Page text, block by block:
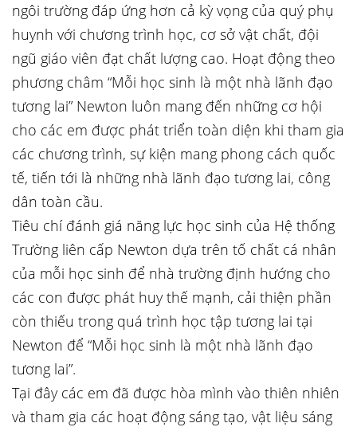
ngôi trường đáp ứng hơn cả kỳ vọng của quý phụ
huynh với chương trình học, cơ sở vật chất, đội
ngũ giáo viên đạt chất lượng cao. Hoạt động theo
phương châm “Mỗi học sinh là một nhà lãnh đạo
tương lai” Newton luôn mang đến những cơ hội
cho các em được phát triển toàn diện khi tham gia
các chương trình, sự kiện mang phong cách quốc
tế, tiến tới là những nhà lãnh đạo tương lai, công
dân toàn cầu.
Tiêu chí đánh giá năng lực học sinh của Hệ thống
Trường liên cấp Newton dựa trên tố chất cá nhân
của mỗi học sinh để nhà trường định hướng cho
các con được phát huy thế mạnh, cải thiện phần
còn thiếu trong quá trình học tập tương lai tại
Newton để “Mỗi học sinh là một nhà lãnh đạo
tương lai”.
Tại đây các em đã được hòa mình vào thiên nhiên
và tham gia các hoạt động sáng tạo, vật liệu sáng